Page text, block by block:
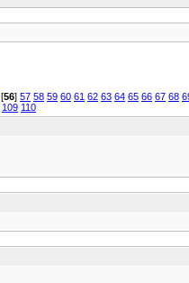
[56] 57 58 59 60 61 62 63 64 65 66 67 68
109 110